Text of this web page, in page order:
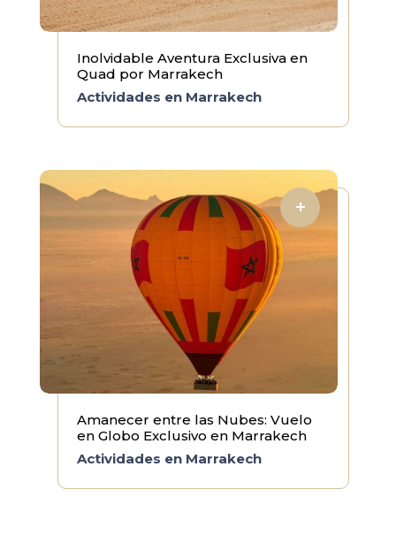
Inolvidable Aventura Exclusiva en
Quad por Marrakech
Actividades en Marrakech
Amanecer entre las Nubes: Vuelo
en Globo Exclusivo en Marrakech
Actividades en Marrakech